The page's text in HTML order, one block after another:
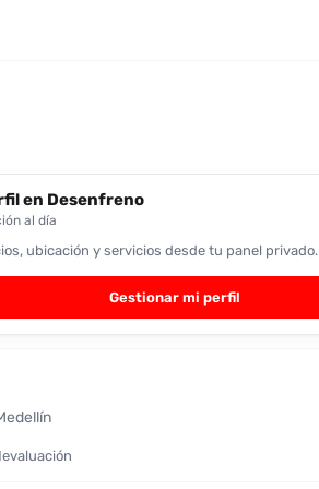
en Desenfreno
al día
ubicación y servicios desde tu panel privado.
Gestionar mi perfil